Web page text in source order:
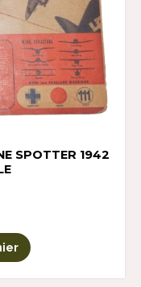
SPOTTER 1942